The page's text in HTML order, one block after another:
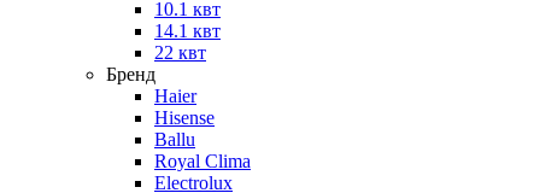
10.1 квт
14.1 квт
22 квт
Бренд
Haier
Hisense
Ballu
Royal Clima
Electrolux